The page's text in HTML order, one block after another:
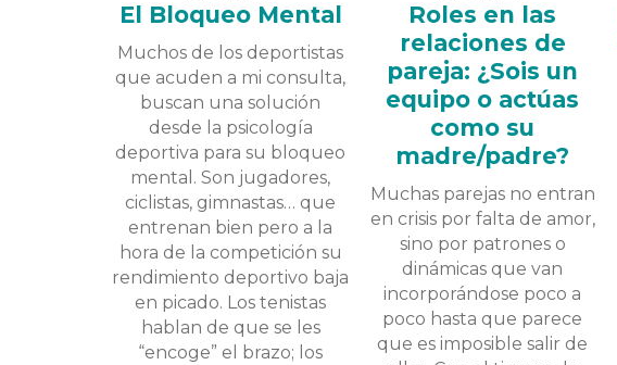
El Bloqueo Mental
Muchos de los deportistas
que acuden a mi consulta,
buscan una solución
desde la psicología
deportiva para su bloqueo
mental. Son jugadores,
ciclistas, gimnastas… que
entrenan bien pero a la
hora de la competición su
rendimiento deportivo baja
en picado. Los tenistas
hablan de que se les
“encoge” el brazo; los
Roles en las
relaciones de
pareja: ¿Sois un
equipo o actúas
como su
madre/padre?
Muchas parejas no entran
en crisis por falta de amor,
sino por patrones o
dinámicas que van
incorporándose poco a
poco hasta que parece
que es imposible salir de